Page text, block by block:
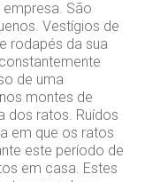
São
Vestígios de
rodapés da sua
de uma
montes de
dos ratos. Ruídos
em que os ratos
este período de
em casa. Estes